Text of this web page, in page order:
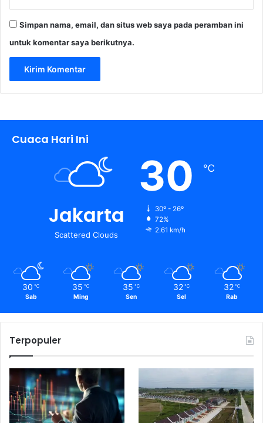
Simpan nama, email, dan situs web saya pada peramban ini
untuk komentar saya berikutnya.
Cuaca Hari Ini
Jakarta
Scattered Clouds
30 ℃
30º - 26º
72%
2.61 km/h
30 ℃
Sab
35 ℃
Ming
35 ℃
Sen
32 ℃
Sel
32 ℃
Rab
Terpopuler